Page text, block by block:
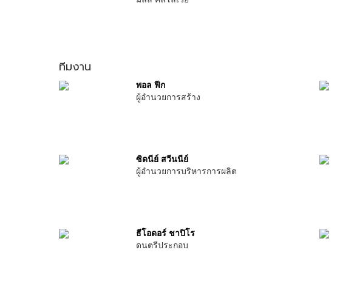
ทีมงาน
พอล ฟีก
ผู้อำนวยการสร้าง
ซิดนีย์ สวีนนีย์
ผู้อำนวยการบริหารการผลิต
ธีโอดอร์ ชาปิโร
ดนตรีประกอบ